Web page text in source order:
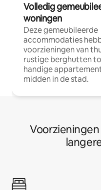
Volledig
woningen
Deze gemeubileerde
accommodaties
voorzieningen van
rustige berghutten
handige
midden in de stad.